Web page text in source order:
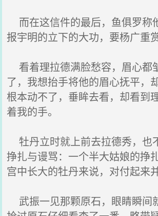
而在这信件的最后，鱼俱罗称
报宇明的立下的大功，要杨广重
看着理拉德满脸愁容，眉心都
了，我想抬手将他的眉心抚平，
根本动不了，垂眸去看，却看到
着我的手。
牡丹立时就上前去拉德秀，也
挣扎与谩骂：一个半大姑娘的挣
宫中长大的牡丹来说，对付起来
武振一见那颗原石，眼睛瞬间